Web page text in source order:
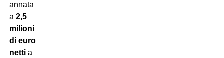
annata
a 2,5
milioni
di euro
nettia